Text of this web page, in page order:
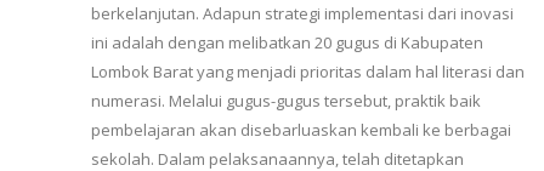
berkelanjutan. Adapun strategi implementasi dari inovasi
ini adalah dengan melibatkan 20 gugus di Kabupaten
Lombok Barat yang menjadi prioritas dalam hal literasi dan
numerasi. Melalui gugus-gugus tersebut, praktik baik
pembelajaran akan disebarluaskan kembali ke berbagai
sekolah. Dalam pelaksanaannya, telah ditetapkan